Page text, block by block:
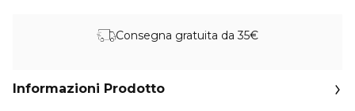
Consegna gratuita da 35€
Informazioni Prodotto